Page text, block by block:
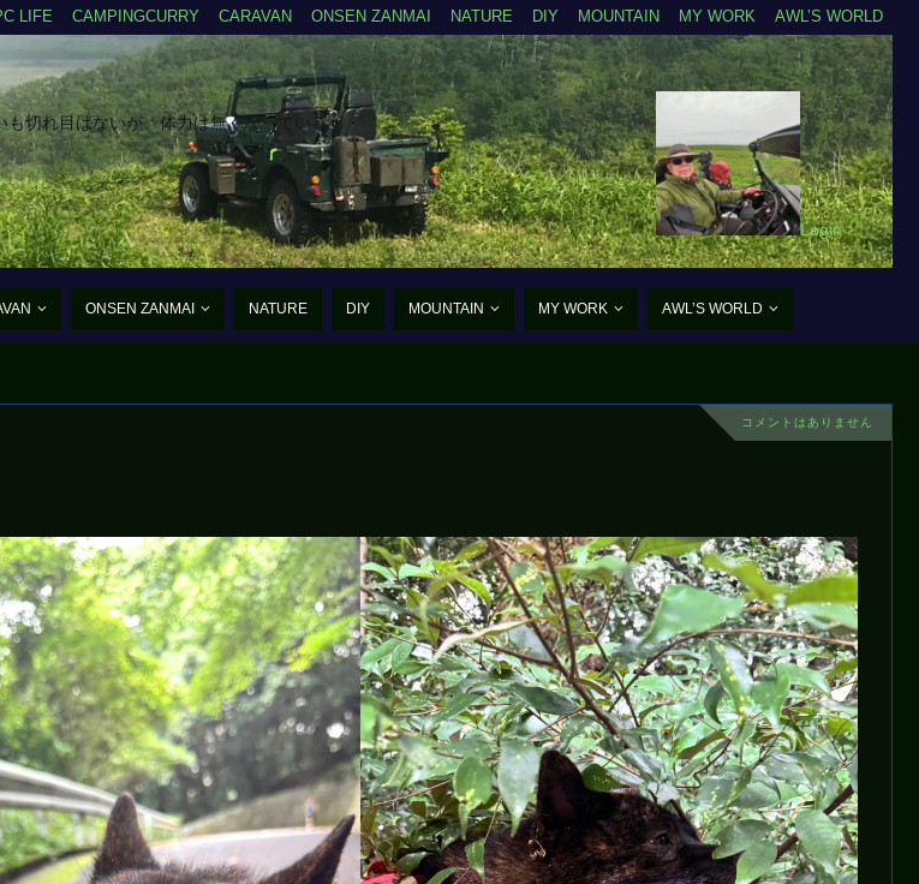
LIFE CAMPINGCURRY CARAVAN ONSEN ZANMAI NATURE DIY MOUNTAIN MY WORK AWL’S WORLD
切れ目はないが、体力は無くなっている・・
Login
ONSEN ZANMAI NATURE DIY MOUNTAIN MY WORK AWL’S WORLD
コメントはありません